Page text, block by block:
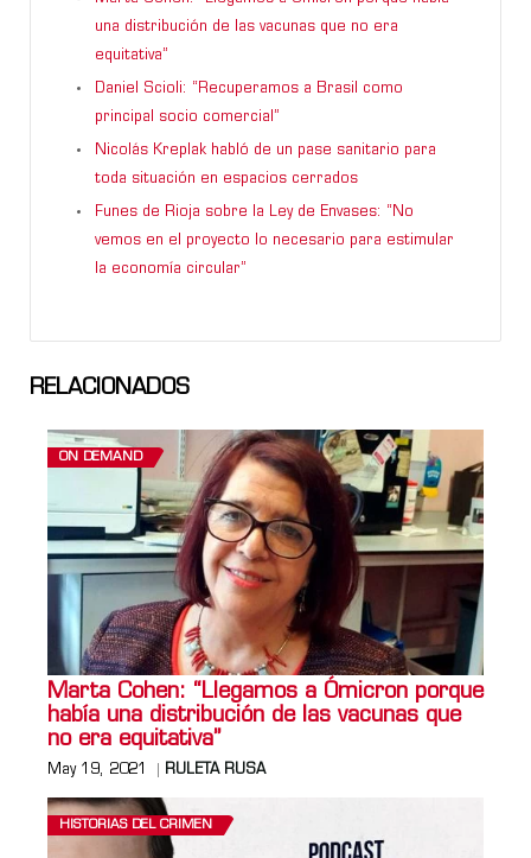
una distribución de las vacunas que no era
equitativa”
Daniel Scioli: “Recuperamos a Brasil como
principal socio comercial”
Nicolás Kreplak habló de un pase sanitario para
toda situación en espacios cerrados
Funes de Rioja sobre la Ley de Envases: “No
vemos en el proyecto lo necesario para estimular
la economía circular”
RELACIONADOS
ON DEMAND
Marta Cohen: “Llegamos a Ómicron porque
había una distribución de las vacunas que
no era equitativa”
May 19, 2021 RULETA RUSA
HISTORIAS DEL CRIMEN